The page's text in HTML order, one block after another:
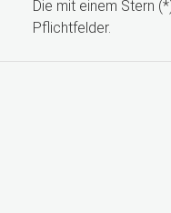
Die mit einem Stern
Pflichtfelder.